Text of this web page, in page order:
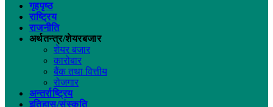
गृहपृष्ठ
राष्ट्रिय
राजनीति
अर्थतन्त्र/शेयरबजार
शेयर बजार
कारोबार
बैंक तथा वित्तीय
रोजगार
अन्तर्राष्ट्रिय
इतिहास/संस्कृति